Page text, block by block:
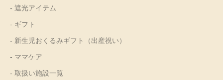
- 遮光アイテム
- ギフト
- 新生児おくるみギフト（出産祝い）
- ママケア
- 取扱い施設一覧